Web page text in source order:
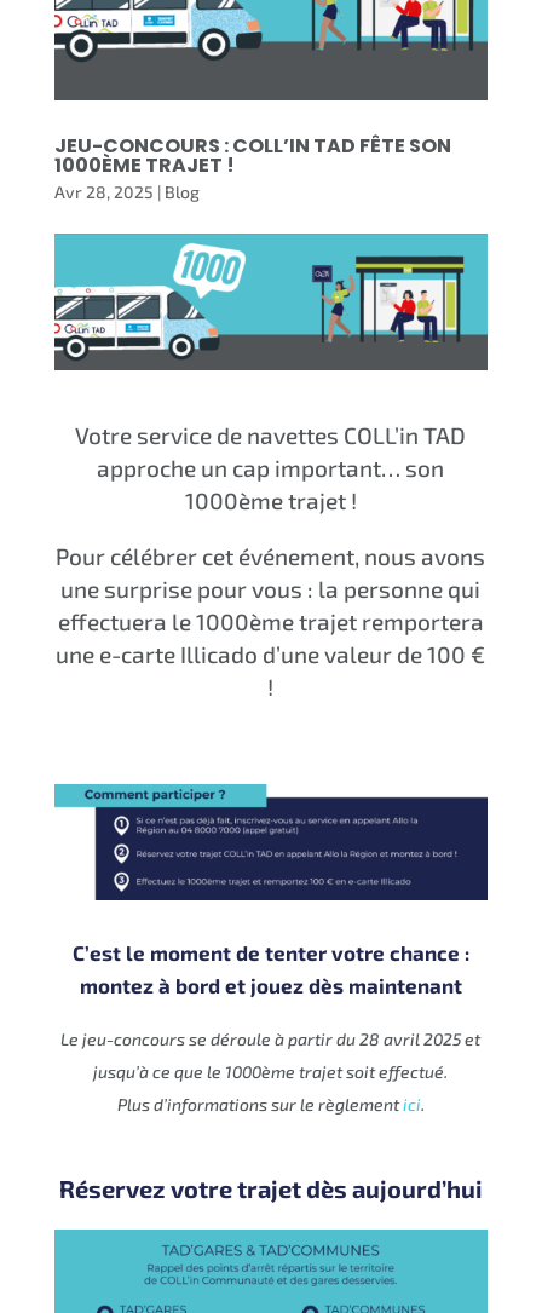
JEU-CONCOURS : COLL’IN TAD FÊTE SON
1000ÈME TRAJET !
Avr 28, 2025 | Blog
Votre service de navettes COLL’in TAD
approche un cap important… son
1000ème trajet !
Pour célébrer cet événement, nous avons
une surprise pour vous : la personne qui
effectuera le 1000ème trajet remportera
une e-carte Illicado d’une valeur de 100 €
!
C’est le moment de tenter votre chance :
montez à bord et jouez dès maintenant
Le jeu-concours se déroule à partir du 28 avril 2025 et
jusqu’à ce que le 1000ème trajet soit effectué.
Plus d’informations sur le règlementici.
Réservez votre trajet dès aujourd’hui